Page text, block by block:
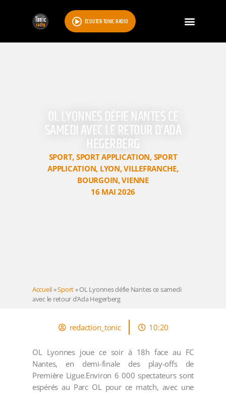
ÉCOUTER TONIC RADIO
OL LYONNES DÉFIE NANTES CE
SAMEDI AVEC LE RETOUR D’ADA
HEGERBERG
SPORT, SPORT APPLICATION, SPORT
APPLICATION, LYON,VILLEFRANCHE,
BOURGOIN,VIENNE
16 MAI 2026
Accueil»Sport»OL Lyonnes défie Nantes ce samedi
avec le retour d’Ada Hegerberg
redaction_tonic 10:20
OL Lyonnes joue ce soir à 18h face au FC
Nantes, en demi-finale des play-offs de
Première Ligue.Environ 6 000 spectateurs sont
espérés au Parc OL pour ce match, avec une